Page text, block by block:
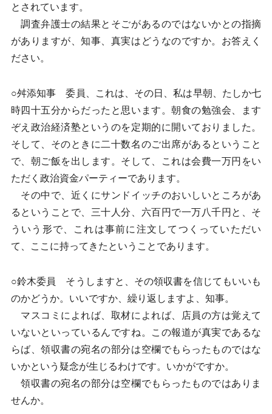
とされています。
調査弁護士の結果とそごがあるのではないかとの指摘
がありますが、知事、真実はどうなのですか。お答えく
ださい。
○舛添知事 委員、これは、その日、私は早朝、たしか七
時四十五分からだったと思います。朝食の勉強会、ます
ぞえ政治経済塾というのを定期的に開いておりました。
そして、そのときに二十数名のご出席があるということ
で、朝ご飯を出します。そして、これは会費一万円をい
ただく政治資金パーティーであります。
その中で、近くにサンドイッチのおいしいところがあ
るということで、三十人分、六百円で一万八千円と、そ
ういう形で、これは事前に注文してつくっていただい
て、ここに持ってきたということであります。
○鈴木委員 そうしますと、その領収書を信じてもいいも
のかどうか。いいですか、繰り返しますよ、知事。
マスコミによれば、取材によれば、店員の方は覚えて
いないといっているんですね。この報道が真実であるな
らば、領収書の宛名の部分は空欄でもらったものではな
いかという疑念が生じるわけです。いかがですか。
領収書の宛名の部分は空欄でもらったものではありま
せんか。